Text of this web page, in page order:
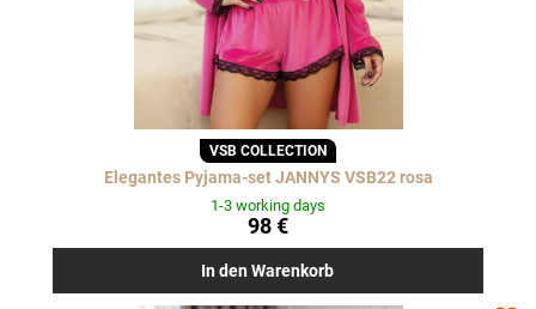
VSB COLLECTION
Elegantes Pyjama-set JANNYS VSB22 rosa
1-3 working days
98 €
In den Warenkorb